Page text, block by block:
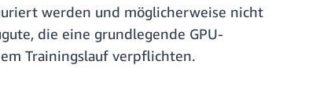
werden und möglicherweise nicht
die eine grundlegende GPU-
Trainingslauf verpflichten.